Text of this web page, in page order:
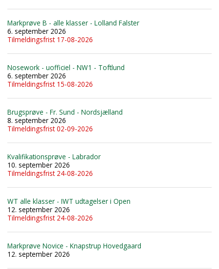
Markprøve B - alle klasser - Lolland Falster
6. september 2026
Tilmeldingsfrist 17-08-2026
Nosework - uofficiel - NW1 - Toftlund
6. september 2026
Tilmeldingsfrist 15-08-2026
Brugsprøve - Fr. Sund - Nordsjælland
8. september 2026
Tilmeldingsfrist 02-09-2026
Kvalifikationsprøve - Labrador
10. september 2026
Tilmeldingsfrist 24-08-2026
WT alle klasser - IWT udtagelser i Open
12. september 2026
Tilmeldingsfrist 24-08-2026
Markprøve Novice - Knapstrup Hovedgaard
12. september 2026